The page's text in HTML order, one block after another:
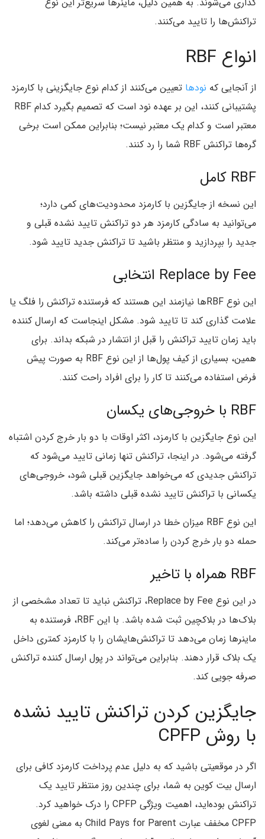
تراکنش‌ها را تایید می‌کنند.
انواع RBF
از آنجایی که نودها تعیین می‌کنند از کدام نوع جایگزینی با کارمزد
پشتیبانی کنند، این بر عهده نود است که تصمیم بگیرد کدام RBF
معتبر است و کدام یک معتبر نیست؛ بنابراین ممکن است برخی
گره‌ها تراکنش RBF شما را رد کنند.
RBF کامل
این نسخه از جایگزین با کارمزد محدودیت‌های کمی دارد؛
می‌توانید به سادگی کارمزد هر دو تراکنش تایید نشده قبلی و
جدید را بپردازید و منتظر باشید تا تراکنش جدید تایید شود.
Replace by Fee انتخابی
این نوع RBFها نیازمند این هستند که فرستنده تراکنش را فلگ یا
علامت گذاری کند تا تایید شود. مشکل اینجاست که ارسال کننده
باید زمان تایید تراکنش را قبل از انتشار در شبکه بداند. برای
همین، بسیاری از کیف پول‌ها از این نوع RBF به صورت پیش
فرض استفاده می‌کنند تا کار را برای افراد راحت کنند.
RBF با خروجی‌های یکسان
این نوع جایگزین با کارمزد، اکثر اوقات با دو بار خرج کردن اشتباه
گرفته می‌شود. در اینجا، تراکنش تنها زمانی تایید می‌شود که
تراکنش جدیدی که می‌خواهد جایگزین قبلی شود، خروجی‌های
یکسانی با تراکنش تایید نشده قبلی داشته باشد.
این نوع RBF میزان خطا در ارسال تراکنش را کاهش می‌دهد؛ اما
حمله دو بار خرج کردن را ساده‌تر می‌کند.
RBF همراه با تاخیر
در این نوع Replace by Fee، تراکنش نباید تا تعداد مشخصی از
بلاک‌ها در بلاکچین ثبت شده باشد. با این RBF، فرستنده به
ماینرها زمان می‌دهد تا تراکنش‌هایشان را با کارمزد کمتری داخل
یک بلاک قرار دهند. بنابراین می‌تواند در پول ارسال کننده تراکنش
صرفه جویی کند.
جایگزین کردن تراکنش تایید نشده
با روش CPFP
اگر در موقعیتی باشید که به دلیل عدم پرداخت کارمزد کافی برای
ارسال بیت کوین به شما، برای چندین روز منتظر تایید یک
تراکنش بوده‌اید، اهمیت ویژگی CPFP را درک خواهید کرد.
CPFP مخفف عبارت Child Pays for Parent به معنی لغوی